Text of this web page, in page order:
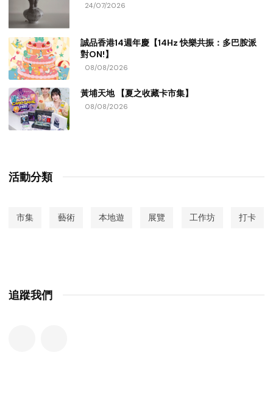
24/07/2026
誠品香港14週年慶【14Hz 快樂共振：多巴胺派
對ON!】
08/08/2026
黃埔天地 【夏之收藏卡市集】
08/08/2026
活動分類
市集 藝術 本地遊 展覽 工作坊 打卡
追蹤我們